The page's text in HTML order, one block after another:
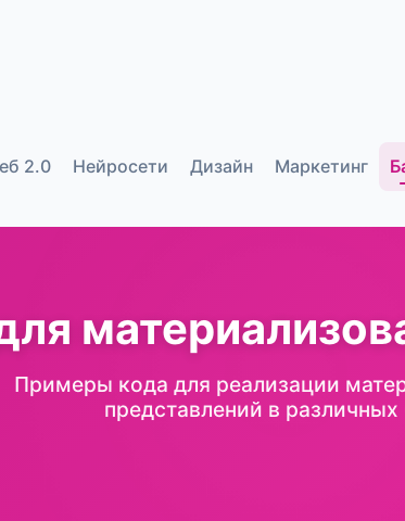
2.0 Нейросети Дизайн Маркетинг
Примеры кода для реализации
представлений в